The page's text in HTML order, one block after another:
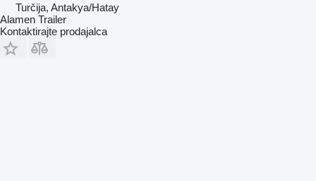
Turčija, Antakya/Hatay
Alamen Trailer
Kontaktirajte prodajalca